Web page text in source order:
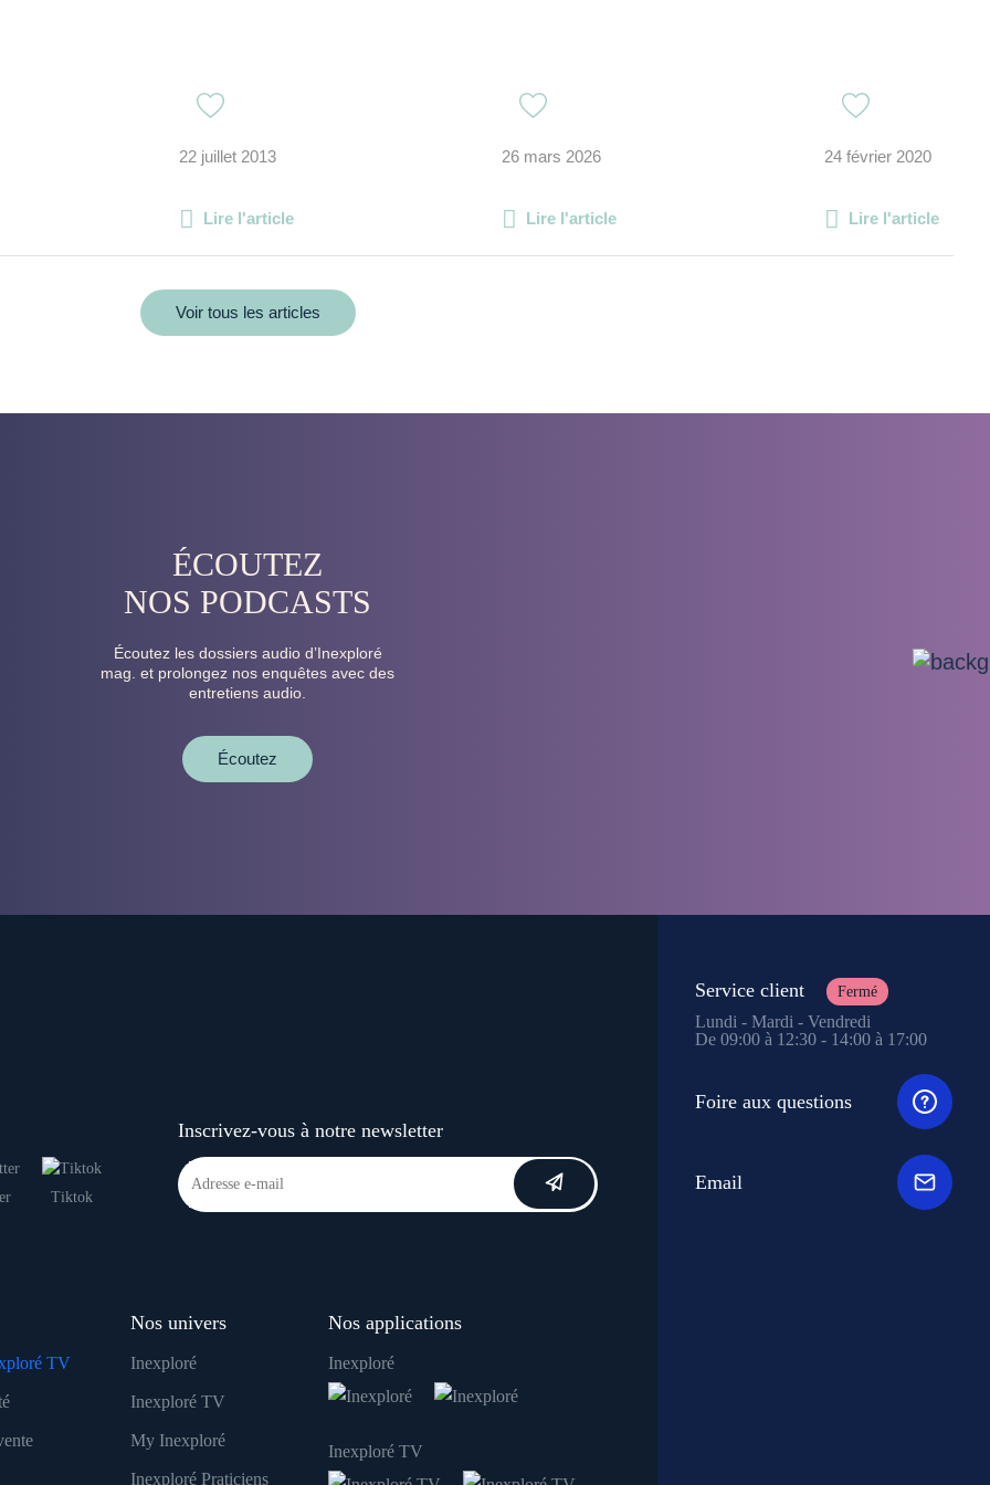
22 juillet 2013
Lire l'article
26 mars 2026
Lire l'article
24 février 2020
Lire l'article
Voir tous les articles
ÉCOUTEZ
NOS PODCASTS
Écoutez les dossiers audio d’Inexploré
mag. et prolongez nos enquêtes avec des
entretiens audio.
Écoutez
Tiktok
Inscrivez-vous à notre newsletter
TV
Nos univers
Inexploré
Inexploré TV
My Inexploré
Inexploré Praticiens
Nos applications
Inexploré
Inexploré TV
Service client Fermé
Lundi - Mardi - Vendredi
De 09:00 à 12:30 - 14:00 à 17:00
Foire aux questions
Email